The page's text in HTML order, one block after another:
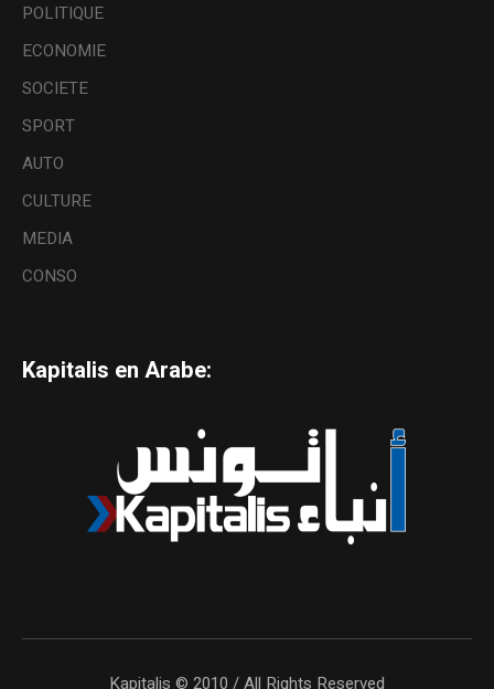
POLITIQUE
ECONOMIE
SOCIETE
SPORT
AUTO
CULTURE
MEDIA
CONSO
Kapitalis en Arabe:
Kapitalis © 2010 / All Rights Reserved